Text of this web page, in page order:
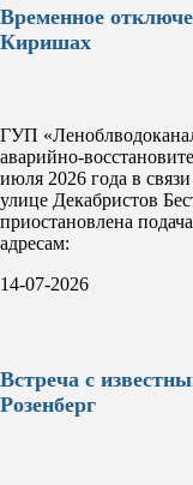
Временное
Киришах
ГУП
аварийно-
июля 2026 года в
улице Декабристов
приостановлена
адресам:
14-07-2026
Встреча с
Розенберг